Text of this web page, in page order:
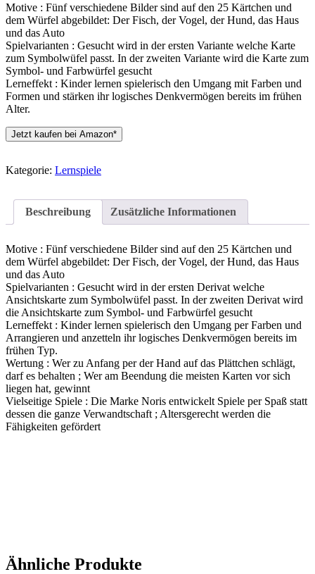
Motive : Fünf verschiedene Bilder sind auf den 25 Kärtchen und
dem Würfel abgebildet: Der Fisch, der Vogel, der Hund, das Haus
und das Auto
Spielvarianten : Gesucht wird in der ersten Variante welche Karte
zum Symbolwüfel passt. In der zweiten Variante wird die Karte zum
Symbol- und Farbwürfel gesucht
Lerneffekt : Kinder lernen spielerisch den Umgang mit Farben und
Formen und stärken ihr logisches Denkvermögen bereits im frühen
Alter.
Jetzt kaufen bei Amazon*
Kategorie: Lernspiele
Beschreibung Zusätzliche Informationen
Motive : Fünf verschiedene Bilder sind auf den 25 Kärtchen und
dem Würfel abgebildet: Der Fisch, der Vogel, der Hund, das Haus
und das Auto
Spielvarianten : Gesucht wird in der ersten Derivat welche
Ansichtskarte zum Symbolwüfel passt. In der zweiten Derivat wird
die Ansichtskarte zum Symbol- und Farbwürfel gesucht
Lerneffekt : Kinder lernen spielerisch den Umgang per Farben und
Arrangieren und anzetteln ihr logisches Denkvermögen bereits im
frühen Typ.
Wertung : Wer zu Anfang per der Hand auf das Plättchen schlägt,
darf es behalten ; Wer am Beendung die meisten Karten vor sich
liegen hat, gewinnt
Vielseitige Spiele : Die Marke Noris entwickelt Spiele per Spaß statt
dessen die ganze Verwandtschaft ; Altersgerecht werden die
Fähigkeiten gefördert
Ähnliche Produkte